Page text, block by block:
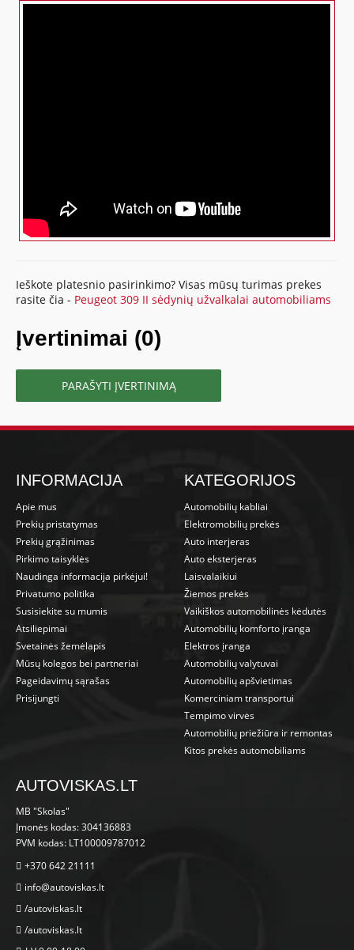
Ieškote platesnio pasirinkimo? Visas mūsų turimas prekes
rasite čia - Peugeot 309 II sėdynių užvalkalai automobiliams
Įvertinimai (0)
PARAŠYTI ĮVERTINIMĄ
INFORMACIJA
Apie mus
Prekių pristatymas
Prekių grąžinimas
Pirkimo taisyklės
Naudinga informacija pirkėjui!
Privatumo politika
Susisiekite su mumis
Atsiliepimai
Svetainės žemėlapis
Mūsų kolegos bei partneriai
Pageidavimų sąrašas
Prisijungti
KATEGORIJOS
Automobilių kabliai
Elektromobilių prekės
Auto interjeras
Auto eksterjeras
Laisvalaikiui
Žiemos prekės
Vaikiškos automobilinės kėdutės
Automobilių komforto įranga
Elektros įranga
Automobilių valytuvai
Automobilių apšvietimas
Komerciniam transportui
Tempimo virvės
Automobilių priežiūra ir remontas
Kitos prekės automobiliams
AUTOVISKAS.LT
MB "Skolas"
Įmonės kodas: 304136883
PVM kodas: LT100009787012
+370 642 21111
info@autoviskas.lt
/autoviskas.lt
/autoviskas.lt